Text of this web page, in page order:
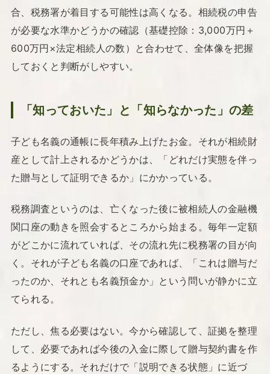
合、税務署が着目する可能性は高くなる。相続税の申告
が必要な水準かどうかの確認（基礎控除：3,000万円＋
600万円×法定相続人の数）と合わせて、全体像を把握
しておくと判断がしやすい。
「知っておいた」と「知らなかった」の差
子ども名義の通帳に長年積み上げたお金。それが相続財
産として計上されるかどうかは、「どれだけ実態を伴っ
た贈与として証明できるか」にかかっている。
税務調査というのは、亡くなった後に被相続人の金融機
関口座の動きを照会するところから始まる。毎年一定額
がどこかに流れていれば、その流れ先に税務署の目が向
く。それが子ども名義の口座であれば、「これは贈与だ
ったのか、それとも名義預金か」という問いが静かに立
てられる。
ただし、焦る必要はない。今から確認して、証拠を整理
して、必要であれば今後の入金に際して贈与契約書を作
るようにする。それだけで「説明できる状態」に近づ